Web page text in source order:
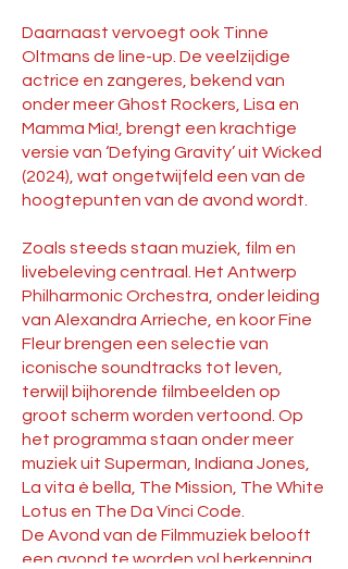
Daarnaast vervoegt ook Tinne
Oltmans de line-up. De veelzijdige
actrice en zangeres, bekend van
onder meer Ghost Rockers, Lisa en
Mamma Mia!, brengt een krachtige
versie van ‘Defying Gravity’ uit Wicked
(2024), wat ongetwijfeld een van de
hoogtepunten van de avond wordt.
Zoals steeds staan muziek, film en
livebeleving centraal. Het Antwerp
Philharmonic Orchestra, onder leiding
van Alexandra Arrieche, en koor Fine
Fleur brengen een selectie van
iconische soundtracks tot leven,
terwijl bijhorende filmbeelden op
groot scherm worden vertoond. Op
het programma staan onder meer
muziek uit Superman, Indiana Jones,
La vita è bella, The Mission, The White
Lotus en The Da Vinci Code.
De Avond van de Filmmuziek belooft
een avond te worden vol herkenning,